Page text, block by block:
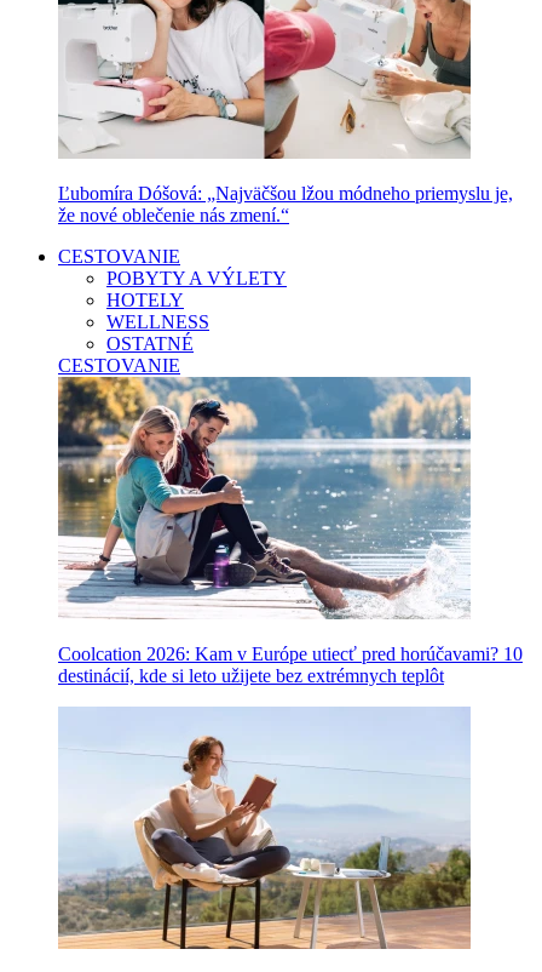
Ľubomíra Dóšová: „Najväčšou lžou módneho priemyslu je,
že nové oblečenie nás zmení.“
CESTOVANIE
POBYTY A VÝLETY
HOTELY
WELLNESS
OSTATNÉ
CESTOVANIE
Coolcation 2026: Kam v Európe utiecť pred horúčavami? 10
destinácií, kde si leto užijete bez extrémnych teplôt